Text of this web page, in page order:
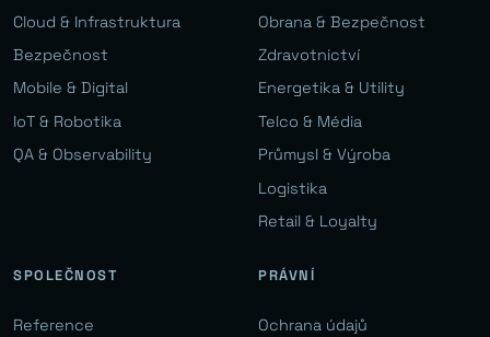
Cloud & Infrastruktura
Bezpečnost
Mobile & Digital
IoT & Robotika
QA & Observability
Obrana & Bezpečnost
Zdravotnictví
Energetika & Utility
Telco & Média
Průmysl & Výroba
Logistika
Retail & Loyalty
SPOLEČNOST
Reference
PRÁVNÍ
Ochrana údajů